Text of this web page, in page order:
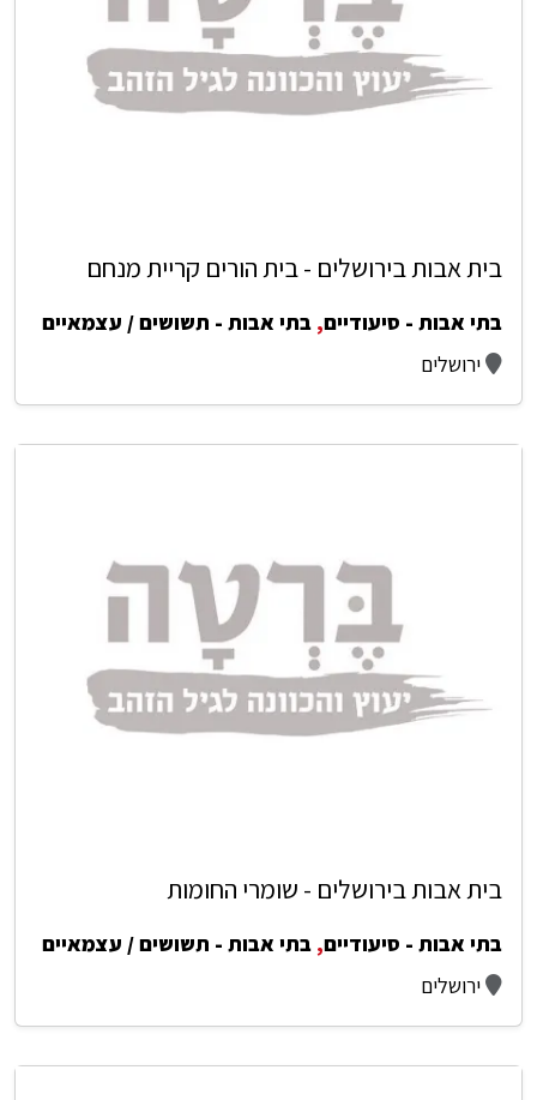
בית אבות בירושלים - בית הורים קריית מנחם
בתי אבות - סיעודיים, בתי אבות - תשושים / עצמאיים
ירושלים
בית אבות בירושלים - שומרי החומות
בתי אבות - סיעודיים, בתי אבות - תשושים / עצמאיים
ירושלים